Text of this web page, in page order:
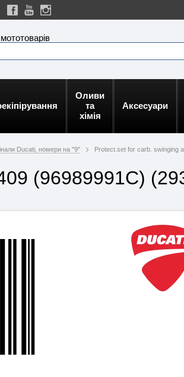
Оливи
та
хімія
Аксесуари
Ducati, номери на "9" Protect.set for carb. swinging
(96989991C)